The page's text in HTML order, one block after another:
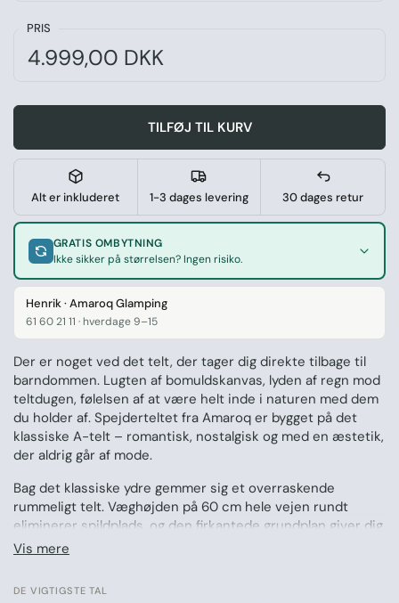
PRIS
Pris:
4.999,00 DKK
Normal pris:
TILFØJ TIL KURV
Alt er inkluderet 1-3 dages levering 30 dages retur
GRATIS OMBYTNING
Ikke sikker på størrelsen? Ingen risiko.
Henrik · Amaroq Glamping
61 60 21 11 · hverdage 9–15
Vis mere
Der er noget ved det telt, der tager dig direkte tilbage til
barndommen. Lugten af bomuldskanvas, lyden af regn mod
teltdugen, følelsen af at være helt inde i naturen med dem
du holder af. Spejderteltet fra Amaroq er bygget på det
klassiske A-telt – romantisk, nostalgisk og med en æstetik,
der aldrig går af mode.
Bag det klassiske ydre gemmer sig et overraskende
rummeligt telt. Væghøjden på 60 cm hele vejen rundt
eliminerer spildplads, og den firkantede grundplan giver dig
mulighed for at udnytte hele gulvarealet. Der er dør i begge
DE VIGTIGSTE TAL